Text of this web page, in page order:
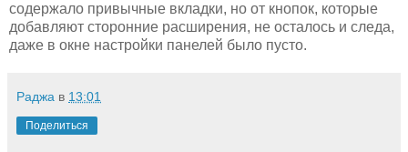
содержало привычные вкладки, но от кнопок, которые
добавляют сторонние расширения, не осталось и следа,
даже в окне настройки панелей было пусто.
Раджа в 13:01
Поделиться